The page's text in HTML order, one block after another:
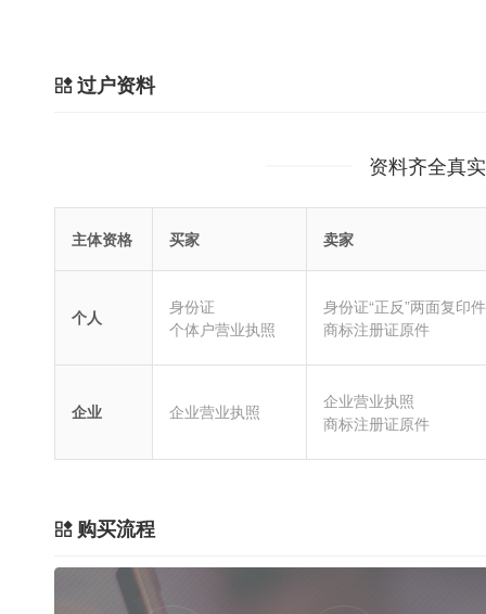
过户资料
资料齐全真
主体资格 买家 卖家
个人
身份证
个体户营业执照
身份证“正反”两面复印件
商标注册证原件
企业 企业营业执照
企业营业执照
商标注册证原件
购买流程